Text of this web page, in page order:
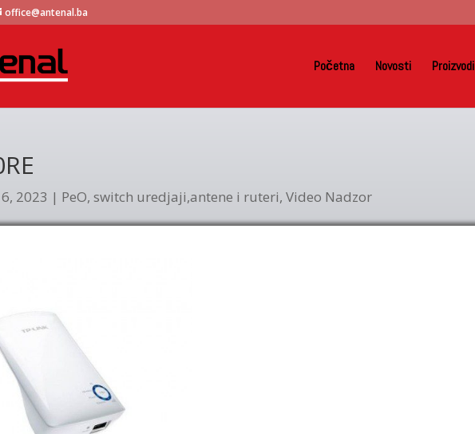
office@antenal.ba
Početna Novosti Proizvodi
2023 | PeO, switch uredjaji,antene i ruteri,Video Nadzor